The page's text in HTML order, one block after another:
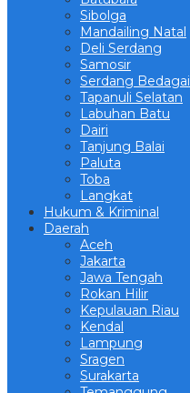
Sibolga
Mandailing Natal
Deli Serdang
Samosir
Serdang Bedagai
Tapanuli Selatan
Labuhan Batu
Dairi
Tanjung Balai
Paluta
Toba
Langkat
Hukum & Kriminal
Daerah
Aceh
Jakarta
Jawa Tengah
Rokan Hilir
Kepulauan Riau
Kendal
Lampung
Sragen
Surakarta